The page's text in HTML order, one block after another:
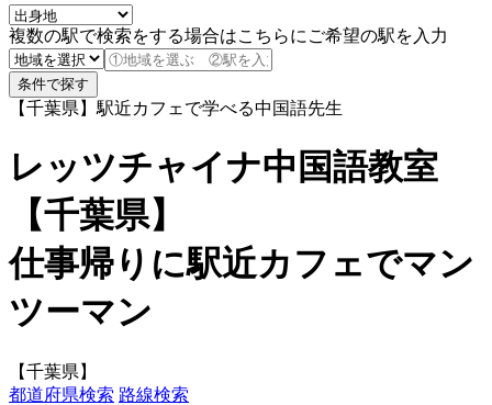
複数の駅で検索をする場合はこちらにご希望の駅を入力
【千葉県】駅近カフェで学べる中国語先生
レッツチャイナ中国語教室
【千葉県】
仕事帰りに駅近カフェでマン
ツーマン
【千葉県】
都道府県検索 路線検索